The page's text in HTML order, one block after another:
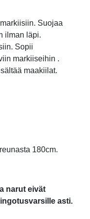
Suojaa
ilman läpi.
Sopii
markiiseihin .
maakiilat.
180cm.
narut eivät
asti.